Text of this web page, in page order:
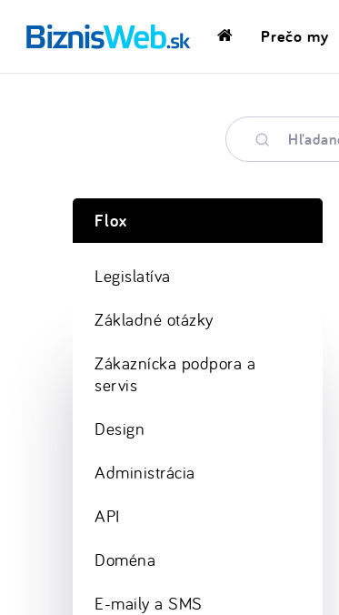
DomovskáPrečo my
Hľadané
kľúčové
slovo
Flox
Legislatíva
Základné otázky
Zákaznícka podpora a
servis
Design
Administrácia
API
Doména
E-maily a SMS